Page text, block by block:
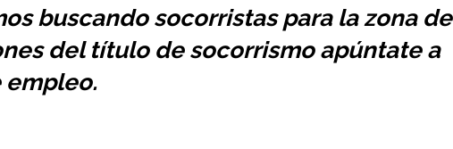
buscando socorristas para la zona de
del título de socorrismo apúntate a
empleo.